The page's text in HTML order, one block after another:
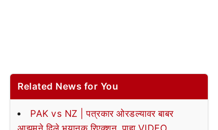
Related News for You
PAK vs NZ | पत्रकार ओरडल्यावर बाबर